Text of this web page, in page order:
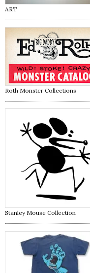
ART
Roth Monster Collections
Stanley Mouse Collection